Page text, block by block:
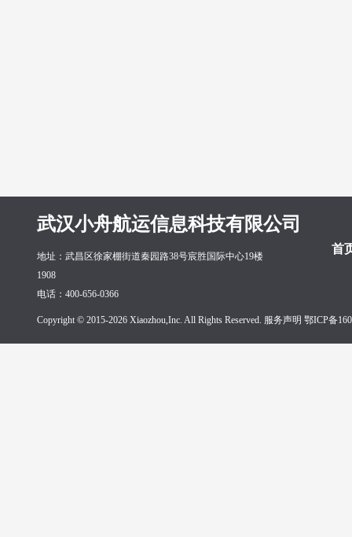
武汉小舟航运信息科技有限公司
首
地址：武昌区徐家棚街道秦园路38号宸胜国际中心19楼
1908
电话：400-656-0366
Copyright © 2015-2026 Xiaozhou,Inc. All Rights Reserved. 服务声明 鄂ICP备